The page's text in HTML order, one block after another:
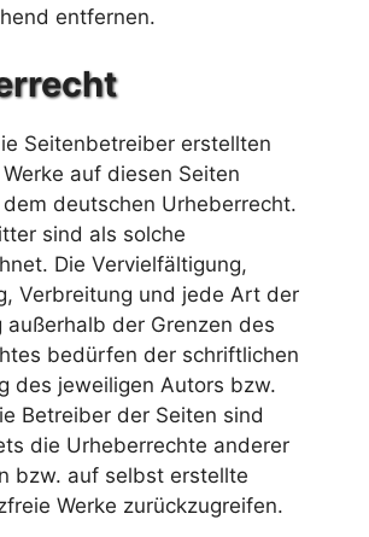
entfernen.
Seitenbetreiber erstellten
auf diesen Seiten
deutschen Urheberrecht.
sind als solche
Die Vervielfältigung,
Verbreitung und jede Art der
außerhalb der Grenzen des
bedürfen der schriftlichen
des jeweiligen Autors bzw.
Betreiber der Seiten sind
die Urheberrechte anderer
bzw. auf selbst erstellte
Werke zurückzugreifen.